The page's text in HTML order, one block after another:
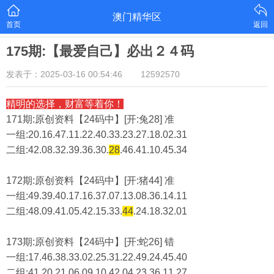
首页
澳门精华区
返回
175期:【最爱自己】必出２４码
发表于：2025-03-16 00:54:46 12592570
精明的选择，财富等着你！
171期:原创资料【24码中】[开:兔28] 准
一组:20.16.47.11.22.40.33.23.27.18.02.31
二组:42.08.32.39.36.30.28.46.41.10.45.34
172期:原创资料【24码中】[开:猪44] 准
一组:49.39.40.17.16.37.07.13.08.36.14.11
二组:48.09.41.05.42.15.33.44.24.18.32.01
173期:原创资料【24码中】[开:蛇26] 错
一组:17.46.38.33.02.25.31.22.49.24.45.40